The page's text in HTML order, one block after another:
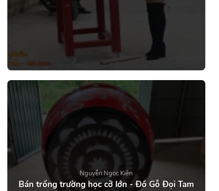
Nguyễn Ngọc Kiên
Bán trống trường học cỡ lớn - Đồ Gỗ Đọi Tam